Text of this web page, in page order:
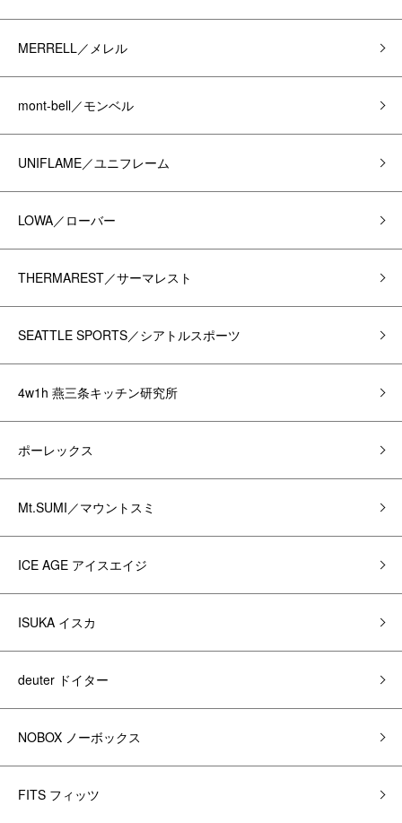
MERRELL／メレル
mont-bell／モンベル
UNIFLAME／ユニフレーム
LOWA／ローバー
THERMAREST／サーマレスト
SEATTLE SPORTS／シアトルスポーツ
4w1h 燕三条キッチン研究所
ポーレックス
Mt.SUMI／マウントスミ
ICE AGE アイスエイジ
ISUKA イスカ
deuter ドイター
NOBOX ノーボックス
FITS フィッツ